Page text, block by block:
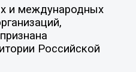
и международных
Российской